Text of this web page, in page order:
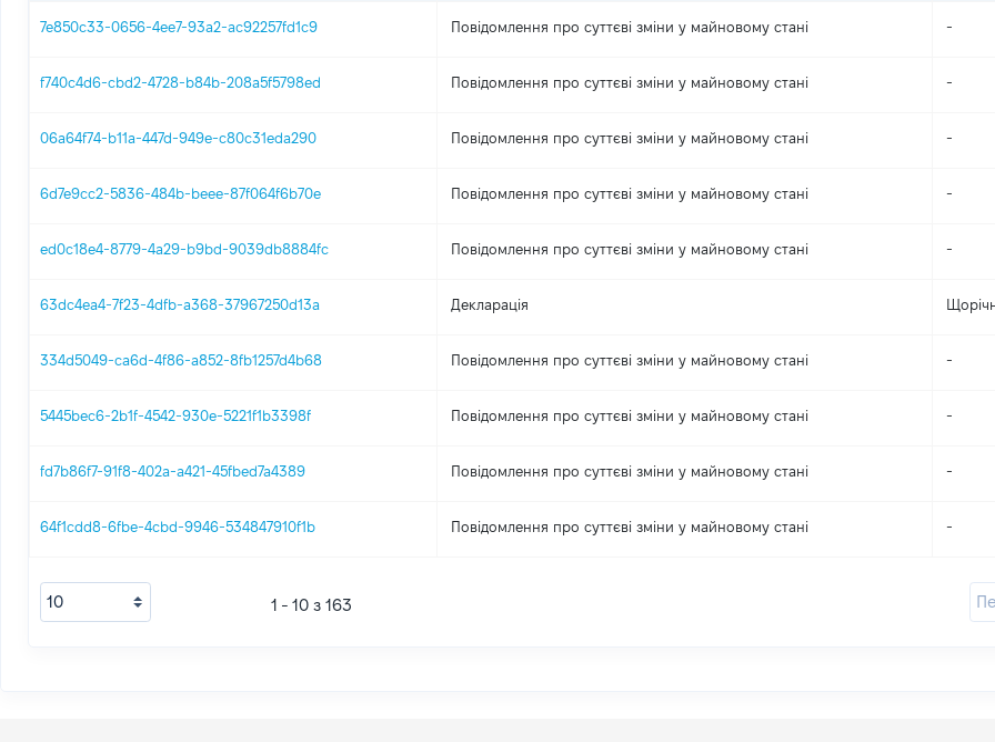
7e850c33-0656-4ee7-93a2-ac92257fd1c9 Повідомлення про суттєві зміни y майновому стані -
f740c4d6-cbd2-4728-b84b-208a5f5798ed Повідомлення про суттєві зміни y майновому стані -
06a64f74-b11a-447d-949e-c80c31eda290 Повідомлення про суттєві зміни y майновому стані -
6d7e9cc2-5836-484b-beee-87f064f6b70e Повідомлення про суттєві зміни y майновому стані -
ed0c18e4-8779-4a29-b9bd-9039db8884fc Повідомлення про суттєві зміни y майновому стані -
63dc4ea4-7f23-4dfb-a368-37967250d13a Декларація
334d5049-ca6d-4f86-a852-8fb1257d4b68 Повідомлення про суттєві зміни y майновому стані -
5445bec6-2b1f-4542-930e-5221f1b3398f Повідомлення про суттєві зміни y майновому стані -
fd7b86f7-91f8-402a-a421-45fbed7a4389 Повідомлення про суттєві зміни y майновому стані -
64f1cdd8-6fbe-4cbd-9946-534847910f1b Повідомлення про суттєві зміни y майновому стані -
1 - 10 з 163